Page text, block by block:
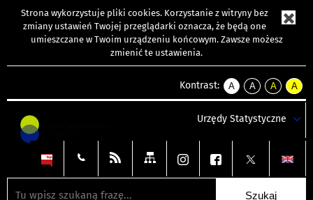
Strona wykorzystuje pliki cookies. Korzystanie z witryny bez
zmiany ustawień Twojej przeglądarki oznacza, że będą one
umieszczane w Twoim urządzeniu końcowym. Zawsze możesz
zmienić te ustawienia.
Kontrast:
A
kontrast
A
kontrast
tekst
czarnym
A
kontrast
tekst
czarnym
A
tekst
żółtym
Urzędy Statystyczne